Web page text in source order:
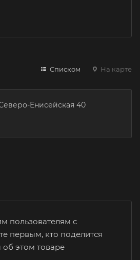
Списком На карте
Енисейская 40
пользователям с
первым, кто поделится
этом товаре